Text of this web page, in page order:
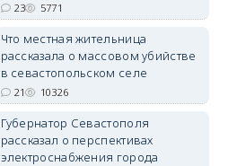
23 5771
Что местная жительница
рассказала о массовом убийстве
в севастопольском селе
21 10326
Губернатор Севастополя
рассказал о перспективах
электроснабжения города